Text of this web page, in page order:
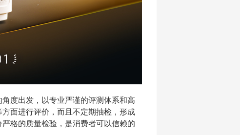
度出发，以专业严谨的评测体系和高
面进行评价，而且不定期抽检，形成
格的质量检验，是消费者可以信赖的